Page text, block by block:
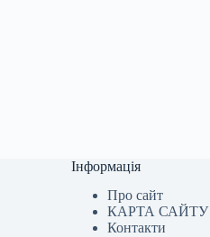
Інформація
Про сайт
КАРТА САЙТУ
Контакти